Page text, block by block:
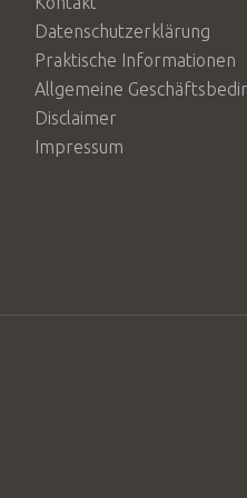
Datenschutzerklärung
Praktische Informationen
Allgemeine
Disclaimer
Impressum